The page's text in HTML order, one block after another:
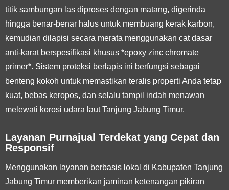
titik sambungan las diproses dengan matang, digerinda
hingga benar-benar halus untuk membuang kerak karbon,
kemudian dilapisi secara merata menggunakan cat dasar
anti-karat berspesifikasi khusus *epoxy zinc chromate
primer*. Sistem proteksi berlapis ini berfungsi sebagai
benteng kokoh untuk memastikan teralis properti Anda tetap
kuat, bebas keropos, dan selalu tampil indah menawan
melewati korosi udara laut Tanjung Jabung Timur.
Layanan Purnajual Terdekat yang Cepat dan
Responsif
Menggunakan layanan berbasis lokal di Kabupaten Tanjung
Jabung Timur memberikan jaminan ketenangan pikiran